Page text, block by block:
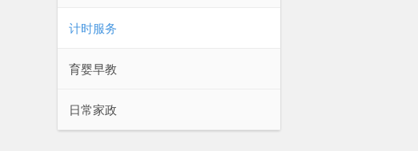
计时服务
育婴早教
日常家政